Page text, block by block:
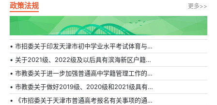
政策法规 更多>>
• 市招委关于印发天津市初中学业水平考试体育与健康科目补充方案的通知
• 关于2021级、2022级及以后具有滨海新区户籍在外省市普通高中就读学生转学的相关规定
• 市教委关于进一步加强普通高中学籍管理工作的通知
• 市教委关于做好2019级、2020级和2021级具有天津市户籍在外省市普通高中就读学生转学工作的通知
• 《市招委关于天津市普通高考报名有关事项的通知》的解读